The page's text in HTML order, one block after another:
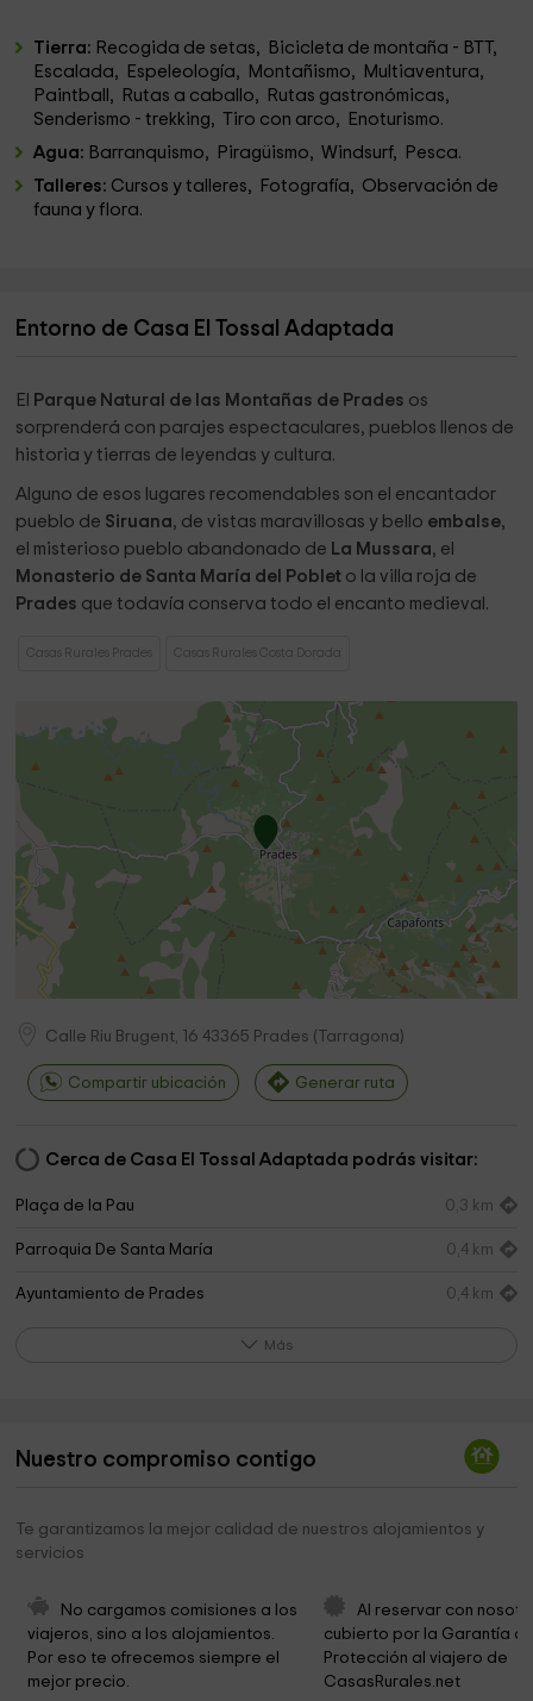
Tierra: Recogida de setas, Bicicleta de montaña - BTT,
Escalada, Espeleología, Montañismo, Multiaventura,
Paintball, Rutas a caballo, Rutas gastronómicas,
Senderismo - trekking, Tiro con arco, Enoturismo.
Agua: Barranquismo, Piragüismo, Windsurf, Pesca.
Talleres: Cursos y talleres, Fotografía, Observación de
fauna y flora.
Entorno de Casa El Tossal Adaptada
El Parque Natural de las Montañas de Prades os
sorprenderá con parajes espectaculares, pueblos llenos de
historia y tierras de leyendas y cultura.
Alguno de esos lugares recomendables son el encantador
pueblo de Siruana, de vistas maravillosas y bello embalse,
el misterioso pueblo abandonado de La Mussara, el
Monasterio de Santa María del Poblet o la villa roja de
Prades que todavía conserva todo el encanto medieval.
Casas Rurales Prades Casas Rurales Costa Dorada
Calle Riu Brugent, 16 43365 Prades ( Tarragona)
Compartir ubicación Generar ruta
Cerca de Casa El Tossal Adaptada podrás visitar:
Plaça de la Pau 0,3 km
Parroquia De Santa María 0,4 km
Ayuntamiento de Prades 0,4 km
Balmes 3,0 km
Ruta del Roure Reboll i la Teixeda
Ayuntamiento de Capafonts
Ayuntamiento De Capafonts
Iglesia de Sant Esteve 4,1 km
Más
Nuestro compromiso contigo
Te garantizamos la mejor calidad de nuestros alojamientos y
servicios
No cargamos comisiones a los
viajeros, sino a los alojamientos.
Por eso te ofrecemos siempre el
mejor precio.
Al reservar con
cubierto por la Garantía
Protección al viajero de
CasasRurales.net